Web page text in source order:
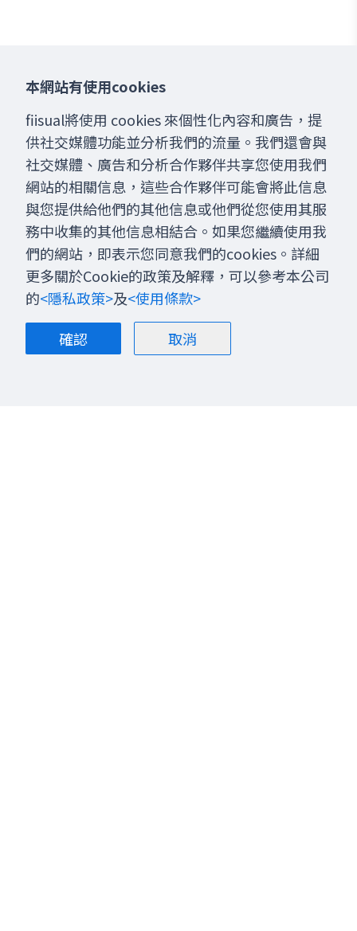
本網站有使用cookies
fiisual將使用 cookies 來個性化內容和廣告，提
供社交媒體功能並分析我們的流量。我們還會與
社交媒體、廣告和分析合作夥伴共享您使用我們
網站的相關信息，這些合作夥伴可能會將此信息
與您提供給他們的其他信息或他們從您使用其服
務中收集的其他信息相結合。如果您繼續使用我
們的網站，即表示您同意我們的cookies。詳細
更多關於Cookie的政策及解釋，可以參考本公司
的<隱私政策>及<使用條款>
確認
取消